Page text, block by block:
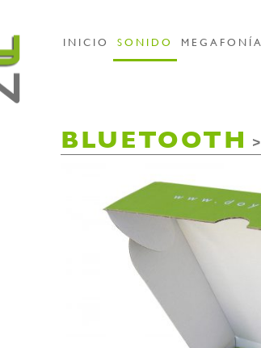
INICIO SONIDO MEGAFONÍA
BLUETOOTH >